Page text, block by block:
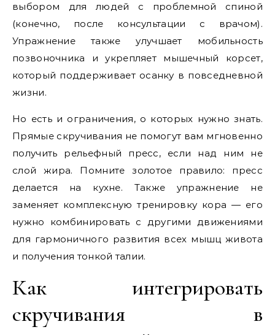
выбором для людей с проблемной спиной
(конечно, после консультации с врачом).
Упражнение также улучшает мобильность
позвоночника и укрепляет мышечный корсет,
который поддерживает осанку в повседневной
жизни.
Но есть и ограничения, о которых нужно знать.
Прямые скручивания не помогут вам мгновенно
получить рельефный пресс, если над ним не
слой жира. Помните золотое правило: пресс
делается на кухне. Также упражнение не
заменяет комплексную тренировку кора — его
нужно комбинировать с другими движениями
для гармоничного развития всех мышц живота
и получения тонкой талии.
Как интегрировать
скручивания в